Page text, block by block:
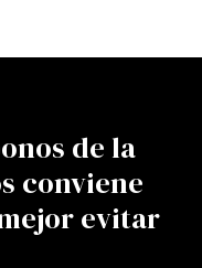
de la
conviene
evitar